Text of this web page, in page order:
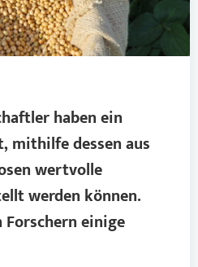
haben ein
mithilfe dessen aus
wertvolle
werden können.
Forschern einige